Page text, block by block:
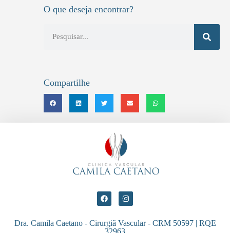
O que deseja encontrar?
Compartilhe
Dra. Camila Caetano - Cirurgiã Vascular - CRM 50597 | RQE